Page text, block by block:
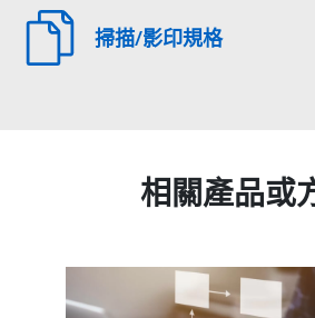
掃描/影印規格
相關產品或
Related products titles